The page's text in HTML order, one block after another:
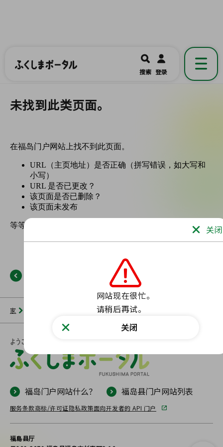
福島県公式の地域情報ポータルアプリ
開く
搜索 登录
未找到此类页面。
家 福岛门户网站 未找到此类页面。
福岛门户网站什么？ 福岛县门户网站列表
服务条款商标/许可证隐私政策面向开发者的 API 门户
福島县厅
关闭
网站现在很忙。
请稍后再试。
关闭